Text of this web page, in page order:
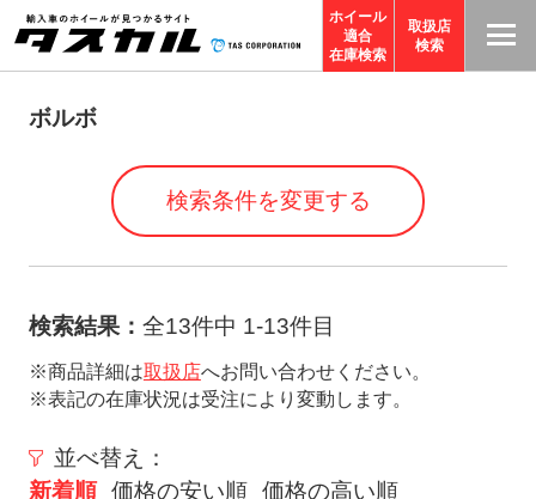
ホイール
適合
在庫検索
取扱店
検索
ボルボ
検索条件を変更する
検索結果： 全13件中 1-13件目
※商品詳細は取扱店へお問い合わせください。
※表記の在庫状況は受注により変動します。
並べ替え：
新着順 価格の安い順 価格の高い順
T